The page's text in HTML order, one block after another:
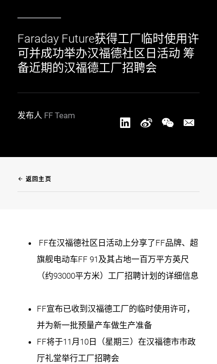
Faraday Future获得工厂临时使用许
可并成功举办汉福德社区日活动 筹
备近期的汉福德工厂招聘会
发布人 FF Team
arrow_back 返回主页
FF在汉福德社区日活动上分享了FF品牌、超
旗舰电动车FF 91及其占地一百万平方英尺
（约93000平方米）工厂招聘计划的详细信息
FF宣布已收到汉福德工厂的临时使用许可，
并为新一批预量产车做生产准备
FF将于11月10日（星期三）在汉福德市市政
厅礼堂举行工厂招聘会